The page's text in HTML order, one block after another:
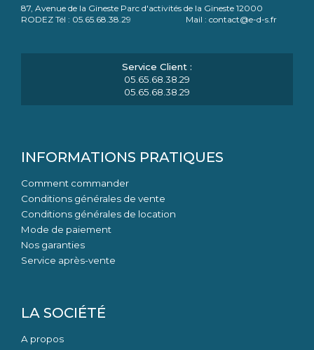
87, Avenue de la Gineste Parc d'activités de la Gineste 12000
RODEZ Tél : 05.65.68.38.29 Mail : contact@e-d-s.fr
05.65.68.38.29
05.65.68.38.29
INFORMATIONS PRATIQUES
Comment commander
Conditions générales de vente
Conditions générales de location
Mode de paiement
Nos garanties
Service après-vente
LA SOCIÉTÉ
A propos